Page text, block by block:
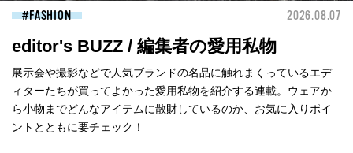
FASHION 2026.08.07
editor's BUZZ / 編集者の愛用私物
展示会や撮影などで人気ブランドの名品に触れまくっているエデ
ィターたちが買ってよかった愛用私物を紹介する連載。ウェアか
ら小物までどんなアイテムに散財しているのか、お気に入りポイ
ントとともに要チェック！